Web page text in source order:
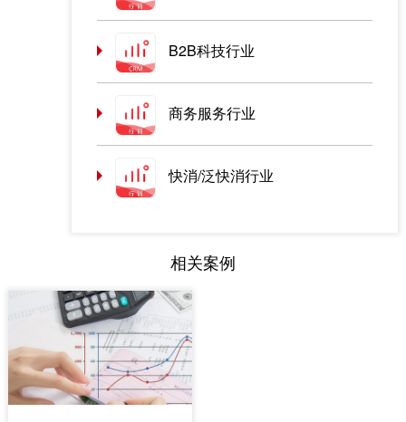
B2B科技行业
商务服务行业
快消/泛快消行业
相关案例